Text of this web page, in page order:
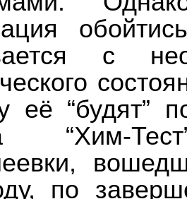
с
её “будят”
“Хим-
по